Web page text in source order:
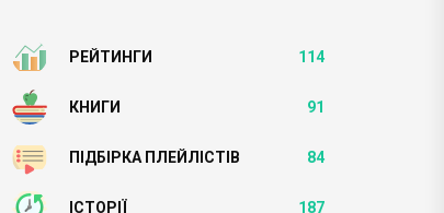
РЕЙТИНГИ 114
КНИГИ 91
ПІДБІРКА ПЛЕЙЛІСТІВ 84
ІСТОРІЇ 187